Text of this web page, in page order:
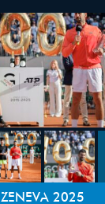
ŽENEVA 2025